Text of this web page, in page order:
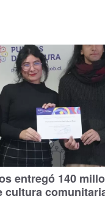
entregó 140
cultura